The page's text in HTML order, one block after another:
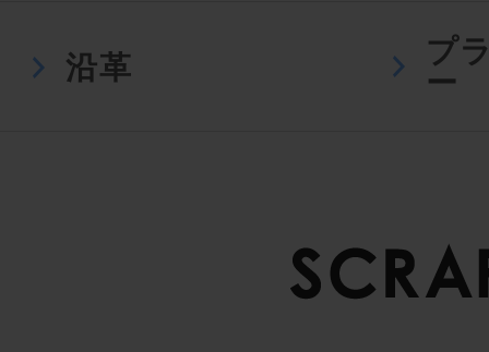
沿革
プ
ー